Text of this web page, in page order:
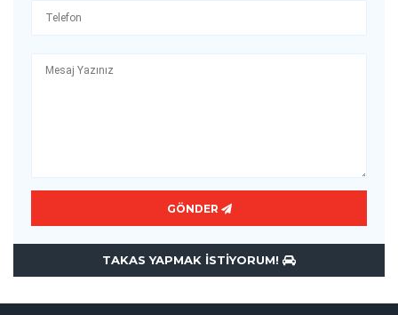
GÖNDER
TAKAS YAPMAK ISTIYORUM!